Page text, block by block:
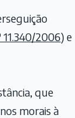
11.340/2006) e
que
morais à